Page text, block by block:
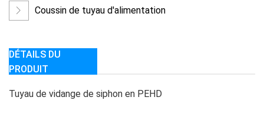
Coussin de tuyau d'alimentation
DÉTAILS DU
PRODUIT
Tuyau de vidange de siphon en PEHD